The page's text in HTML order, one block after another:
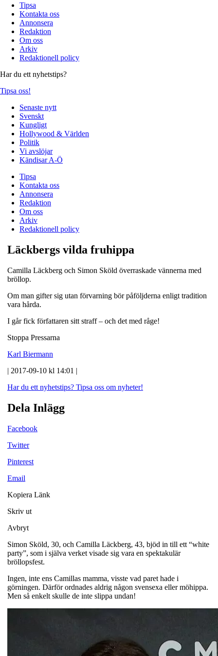
Tipsa
Kontakta oss
Annonsera
Redaktion
Om oss
Arkiv
Redaktionell policy
Har du ett nyhetstips?
Tipsa oss!
Senaste nytt
Svenskt
Kungligt
Hollywood & Världen
Politik
Vi avslöjar
Kändisar A-Ö
Tipsa
Kontakta oss
Annonsera
Redaktion
Om oss
Arkiv
Redaktionell policy
Läckbergs vilda fruhippa
Camilla Läckberg och Simon Sköld överraskade vännerna med
bröllop.
Om man gifter sig utan förvarning bör påföljderna enligt tradition
vara hårda.
I går fick författaren sitt straff – och det med råge!
Stoppa Pressarna
Karl Biermann
| 2017-09-10 kl 14:01 |
Har du ett nyhetstips? Tipsa oss om nyheter!
Dela Inlägg
Facebook
Twitter
Pinterest
Email
Kopiera Länk
Skriv ut
Avbryt
Simon Sköld, 30, och Camilla Läckberg, 43, bjöd in till ett “white
party”, som i själva verket visade sig vara en spektakulär
bröllopsfest.
Ingen, inte ens Camillas mamma, visste vad paret hade i
görningen. Därför ordnades aldrig någon svensexa eller möhippa.
Men så enkelt skulle de inte slippa undan!